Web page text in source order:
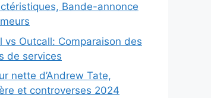
Bande-annonce
vs Outcall: Comparaison des
de services
nette d’Andrew Tate,
et controverses 2024